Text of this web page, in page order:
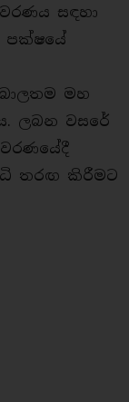
සඳහා
පක්ෂයේ
මහ
ලබන වසරේ
තරඟ කිරීමට